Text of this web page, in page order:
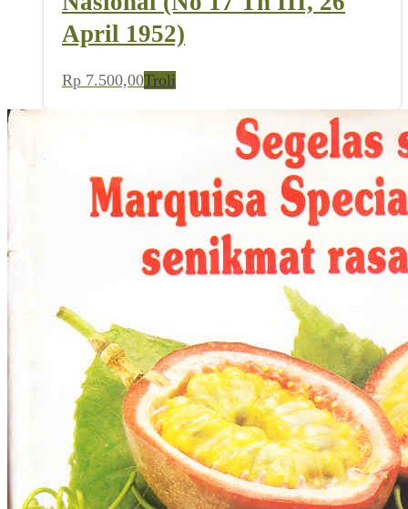
April 1952)
Rp 7.500,00Troli